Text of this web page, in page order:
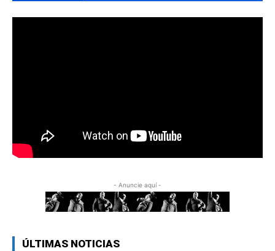
- Anuncie aquí -
ÚLTIMAS NOTICIAS